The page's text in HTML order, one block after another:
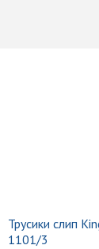
Трусики слип
1101/3